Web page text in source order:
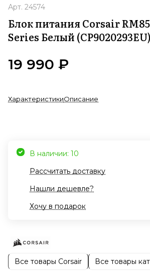
Арт. 24574
Блок питания Corsair
Series Белый (CP9020293EU)
19 990 ₽
ХарактеристикиОписание
В наличии: 10
Рассчитать доставку
Нашли дешевле?
Хочу в подарок
Все товары Corsair Все товары